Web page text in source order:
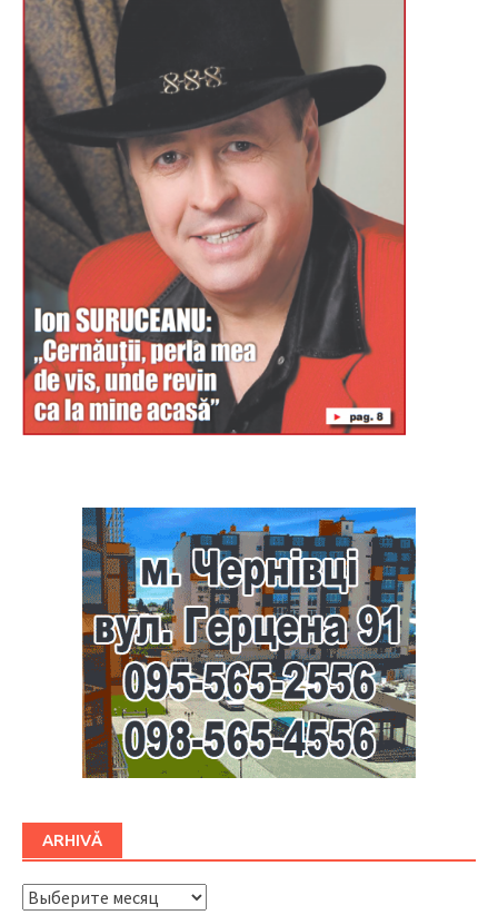
ARHIVĂ
ARHIVĂ